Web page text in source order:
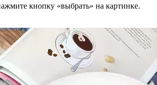
кнопку «выбрать» на картинке.